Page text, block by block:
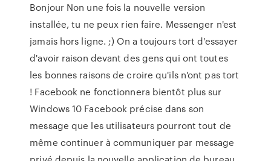
Bonjour Non une fois la nouvelle version
installée, tu ne peux rien faire. Messenger n'est
jamais hors ligne. ;) On a toujours tort d'essayer
d'avoir raison devant des gens qui ont toutes
les bonnes raisons de croire qu'ils n'ont pas tort
! Facebook ne fonctionnera bientôt plus sur
Windows 10 Facebook précise dans son
message que les utilisateurs pourront tout de
même continuer à communiquer par message